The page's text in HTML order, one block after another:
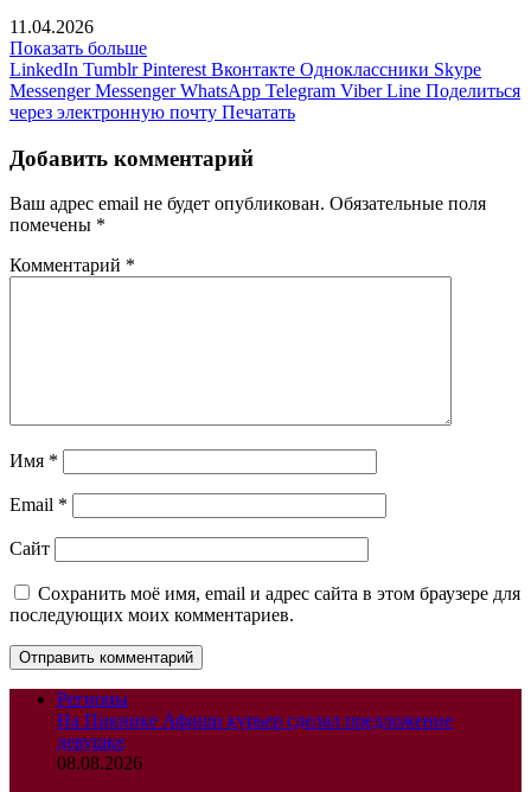
11.04.2026
Показать больше
LinkedIn Tumblr Pinterest Вконтакте Одноклассники Skype
Messenger Messenger WhatsApp Telegram Viber Line Поделиться
через электронную почту Печатать
Добавить комментарий
Ваш адрес email не будет опубликован. Обязательные поля
помечены *
Комментарий *
Имя *
Email *
Сайт
Сохранить моё имя, email и адрес сайта в этом браузере для
последующих моих комментариев.
Регионы
На Пикнике Афиши курьер сделал предложение
девушке
08.08.2026